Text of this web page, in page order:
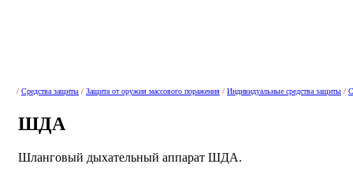
/ Средства защиты / Защита от оружия массового поражения / Индивидуальные средства защиты /
ШДА
Шланговый дыхательный аппарат ШДА.